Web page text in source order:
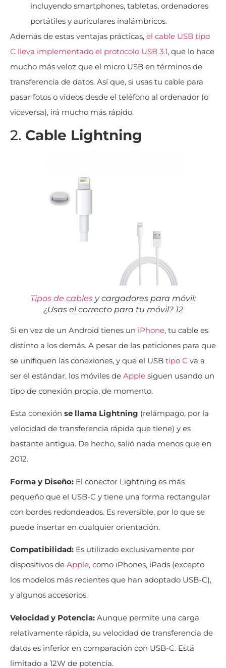
incluyendo smartphones, tabletas, ordenadores
portátiles y auriculares inalámbricos.
Además de estas ventajas prácticas, el cable USB tipo
C lleva implementado el protocolo USB 3.1, que lo hace
mucho más veloz que el micro USB en términos de
transferencia de datos. Así que, si usas tu cable para
pasar fotos o vídeos desde el teléfono al ordenador (o
viceversa), irá mucho más rápido.
2. Cable Lightning
Tipos de cables y cargadores para móvil:
¿Usas el correcto para tu móvil? 12
Si en vez de un Android tienes un iPhone, tu cable es
distinto a los demás. A pesar de las peticiones para que
se unifiquen las conexiones, y que el USB tipo C va a
ser el estándar, los móviles de Apple siguen usando un
tipo de conexión propia, de momento.
Esta conexión se llama Lightning (relámpago, por la
velocidad de transferencia rápida que tiene) y es
bastante antigua. De hecho, salió nada menos que en
2012.
Forma y Diseño: El conector Lightning es más
pequeño que el USB-C y tiene una forma rectangular
con bordes redondeados. Es reversible, por lo que se
puede insertar en cualquier orientación.
Compatibilidad: Es utilizado exclusivamente por
dispositivos de Apple, como iPhones, iPads (excepto
los modelos más recientes que han adoptado USB-C),
y algunos accesorios.
Velocidad y Potencia: Aunque permite una carga
relativamente rápida, su velocidad de transferencia de
datos es inferior en comparación con USB-C. Está
limitado a 12W de potencia.